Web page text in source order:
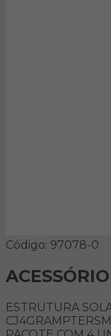
Código: 97078-0
ACESSÓRIO
ESTRUTURA